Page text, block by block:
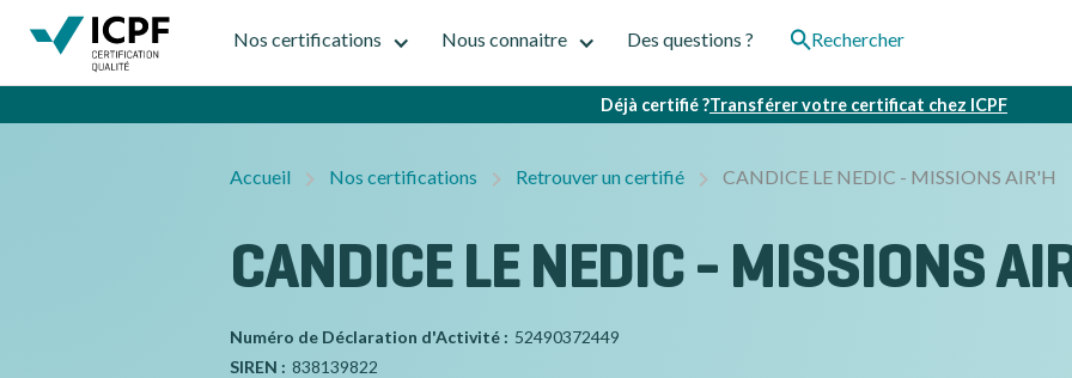
Nos certifications Nous connaitre Des questions ? Rechercher
Déjà certifié ?Transférer votre certificat chez ICPF
Accueil Nos certifications Retrouver un certifié CANDICE LE NEDIC - MISSIONS AIR'H
CANDICE LE NEDIC - MISSIONS
Numéro de Déclaration d'Activité : 52490372449
SIREN : 838139822